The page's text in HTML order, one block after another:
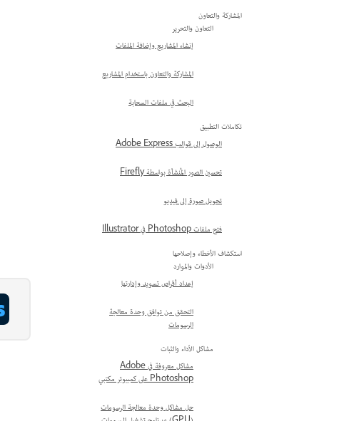
المشاركة والتعاون
التعاون والتحرير
إنشاء المشاريع وإضافة الملفات
المشاركة والتعاون باستخدام المشاريع
البحث في ملفات السحابة
تكاملات التطبيق
الوصول إلى قوالب Adobe Express
تحسين الصور المُنشأة بواسطة Firefly
تحويل صورة إلى فيديو
فتح ملفات Photoshop في Illustrator
استكشاف الأخطاء وإصلاحها
الأدوات والموارد
إعداد أقراص تسويد وإدارتها
التحقق من توافق وحدة معالجة
الرسومات
مشاكل الأداء والثبات
مشاكل معروفة في Adobe
Photoshop على كمبيوتر مكتبي
حل مشاكل وحدة معالجة الرسومات